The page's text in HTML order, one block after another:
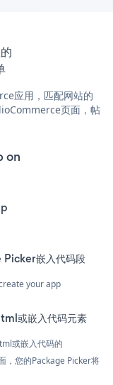
应用，匹配网站的
页面，帖
on
嵌入代码段
your app
或嵌入代码元素
或嵌入代码的
，您的Package Picker将